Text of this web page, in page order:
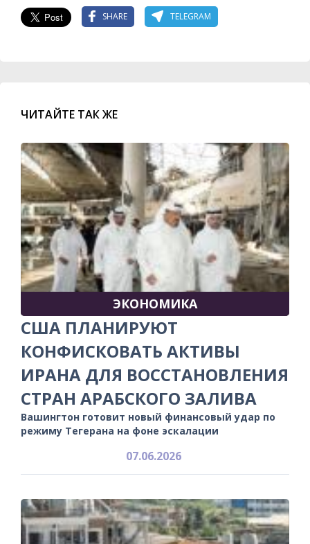
SHARE TELEGRAM
ЧИТАЙТЕ ТАК ЖЕ
ЭКОНОМИКА
США ПЛАНИРУЮТ
КОНФИСКОВАТЬ АКТИВЫ
ИРАНА ДЛЯ ВОССТАНОВЛЕНИЯ
СТРАН АРАБСКОГО ЗАЛИВА
Вашингтон готовит новый финансовый удар по
режиму Тегерана на фоне эскалации
07.06.2026